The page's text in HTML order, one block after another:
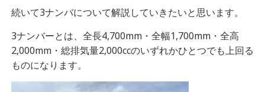
続いて3ナンバについて解説していきたいと思います。
3ナンバーとは、 全長4,700mm・全幅1,700mm・全高
2,000mm・総排気量2,000ccのいずれかひとつでも上回る
ものになります。